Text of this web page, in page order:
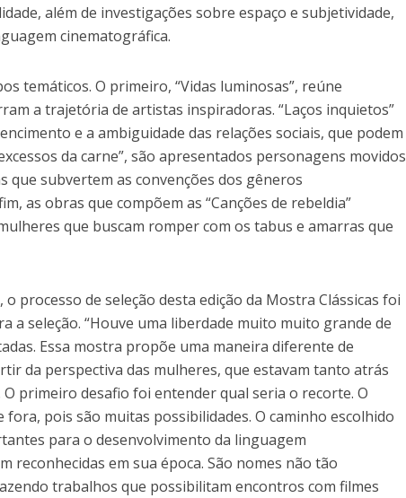
além de investigações sobre espaço e subjetividade,
cinematográfica.
temáticos. O primeiro, “Vidas luminosas”, reúne
a trajetória de artistas inspiradoras. “Laços inquietos”
e a ambiguidade das relações sociais, que podem
da carne”, são apresentados personagens movidos
que subvertem as convenções dos gêneros
as obras que compõem as “Canções de rebeldia”
que buscam romper com os tabus e amarras que
processo de seleção desta edição da Mostra Clássicas foi
a seleção. “Houve uma liberdade muito muito grande de
Essa mostra propõe uma maneira diferente de
da perspectiva das mulheres, que estavam tanto atrás
primeiro desafio foi entender qual seria o recorte. O
pois são muitas possibilidades. O caminho escolhido
para o desenvolvimento da linguagem
reconhecidas em sua época. São nomes não tão
trabalhos que possibilitam encontros com filmes